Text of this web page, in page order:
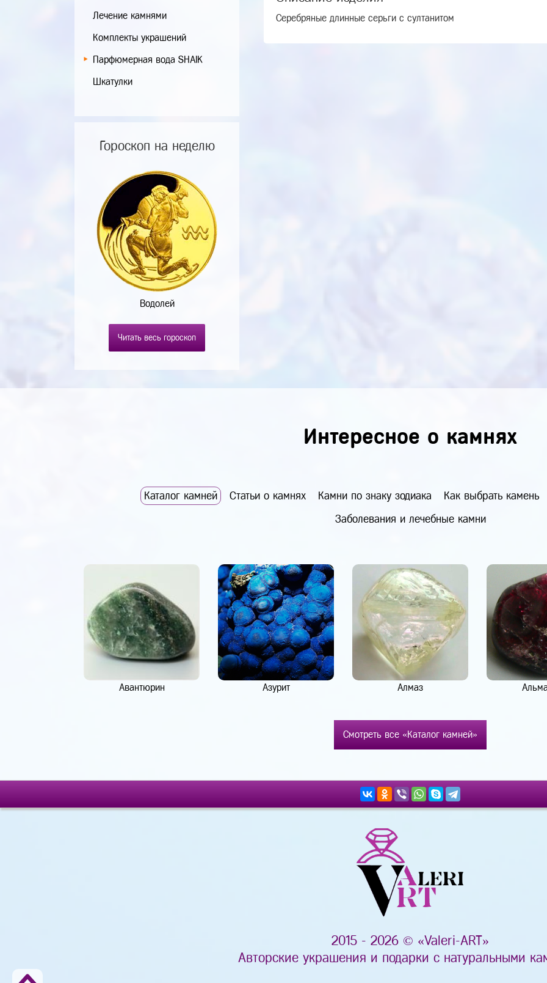
Лечение камнями
Комплекты украшений
Парфюмерная вода SHAIK
Шкатулки
Гороскоп на неделю
Водолей
Читать весь гороскоп
Серебряные длинные серьги с султанитом
Интересное о камнях
Каталог камней Статьи о камнях Камни по знаку зодиака Как выбрать камень
Заболевания и лечебные камни
Авантюрин Азурит Алмаз
Смотреть все «Каталог камней»
2015 - 2026 © «Valeri-ART»
Авторские украшения и подарки с натуральными